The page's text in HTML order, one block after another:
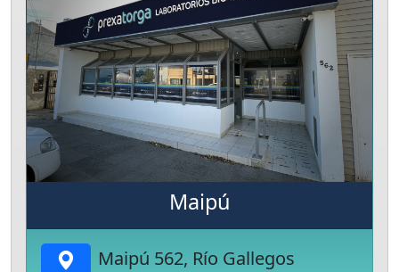
Maipú
Maipú 562, Río Gallegos